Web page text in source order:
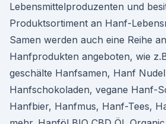
Lebensmittelproduzenten und
Produktsortiment an Hanf-
Samen werden auch eine Reihe
Hanfprodukten angeboten, wie
geschälte Hanfsamen, Hanf
Hanfschokoladen, vegane Hanf-
Hanfbier, Hanfmus, Hanf-Tees,